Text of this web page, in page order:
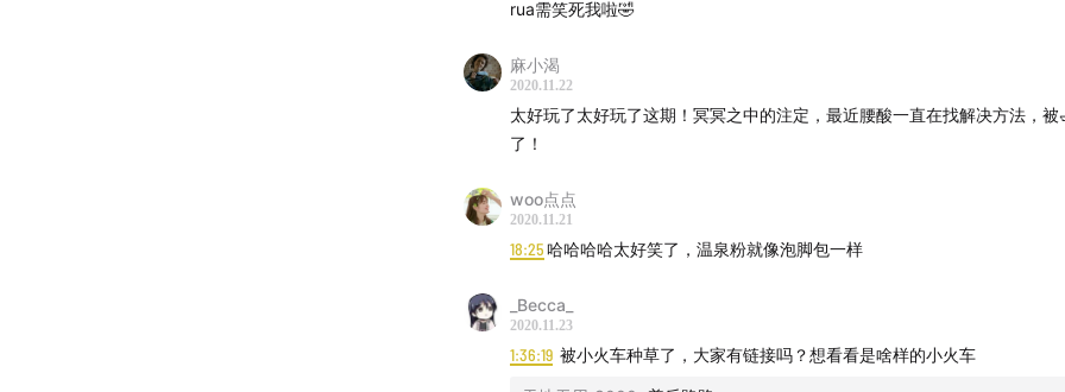
rua需笑死我啦🤣
麻小渴
2020.11.22
太好玩了太好玩了这期！冥冥之中的注定，最近腰酸一直在找解决方法，被
了！
woo点点
2020.11.21
18:25哈哈哈哈太好笑了，温泉粉就像泡脚包一样
_Becca_
2020.11.23
1:36:19 被小火车种草了，大家有链接吗？想看看是啥样的小火车